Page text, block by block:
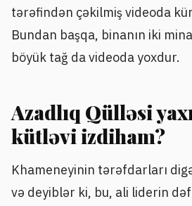
tərəfindən çəkilmiş videoda
Bundan başqa, binanın iki
böyük tağ da videoda yoxdur.
Azadlıq Qülləsi
kütləvi izdiham?
Khameneyinin tərəfdarları
və deyiblər ki, bu, ali liderin